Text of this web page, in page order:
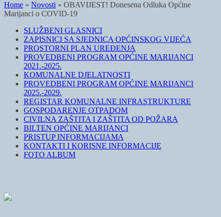
Home » Novosti » OBAVIJEST! Donesena Odluka Općine
Marijanci o COVID-19
SLUŽBENI GLASNICI
ZAPISNICI SA SJEDNICA OPĆINSKOG VIJEĆA
PROSTORNI PLAN UREĐENJA
PROVEDBENI PROGRAM OPĆINE MARIJANCI
2021.-2025.
KOMUNALNE DJELATNOSTI
PROVEDBENI PROGRAM OPĆINE MARIJANCI
2025.-2029.
REGISTAR KOMUNALNE INFRASTRUKTURE
GOSPODARENJE OTPADOM
CIVILNA ZAŠTITA I ZAŠTITA OD POŽARA
BILTEN OPĆINE MARIJANCI
PRISTUP INFORMACIJAMA
KONTAKTI I KORISNE INFORMACIJE
FOTO ALBUM